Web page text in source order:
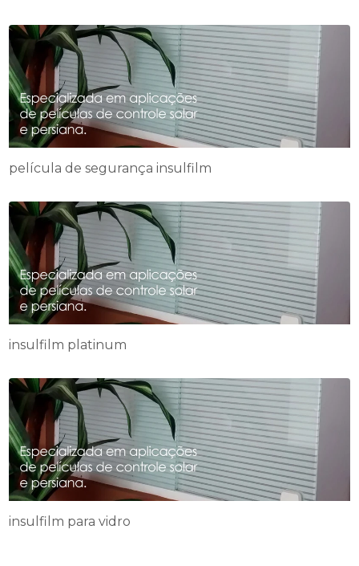
película de segurança insulfilm
insulfilm platinum
insulfilm para vidro